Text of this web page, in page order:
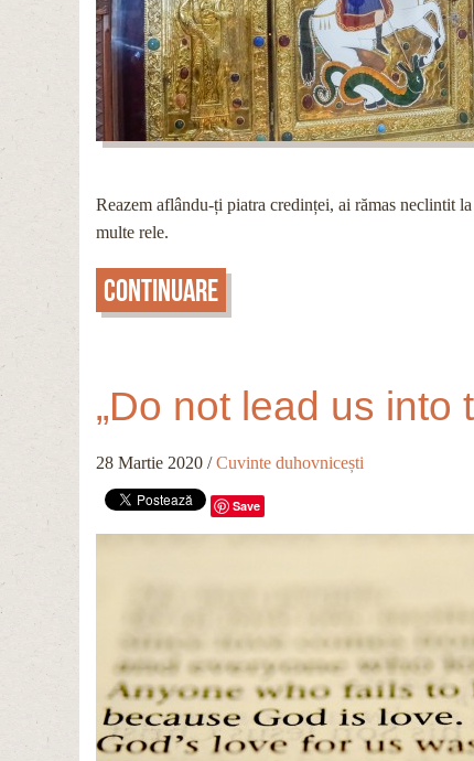
Reazem aflându-ți piatra credinței, ai rămas neclintit
multe rele.
Continuare
„Do not lead us into
28 Martie 2020 /Cuvinte duhovnicești
Save